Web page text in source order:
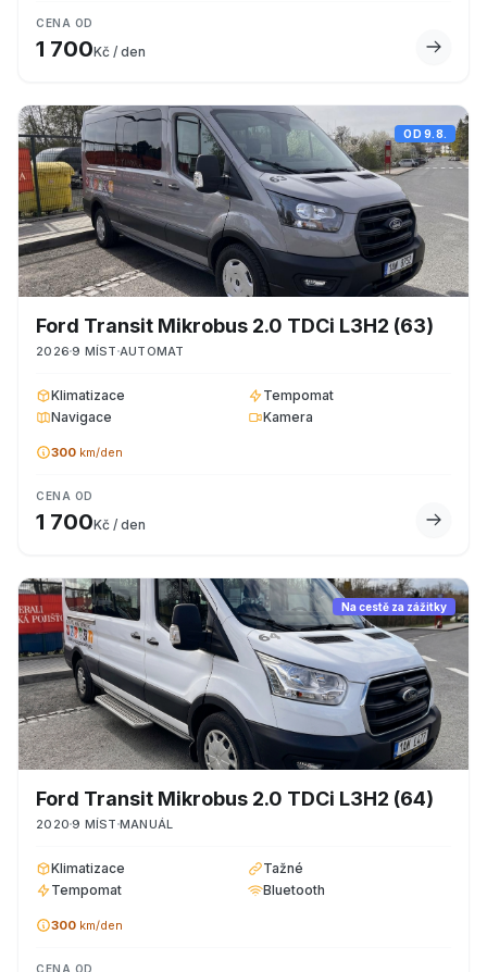
CENA OD
1 700Kč / den
OD 9.8.
Ford Transit Mikrobus 2.0 TDCi L3H2 (63)
20269 MÍST AUTOMAT
Klimatizace
Tempomat
Navigace
Kamera
300 km/den
CENA OD
1 700Kč / den
Na cestě za zážitky
Ford Transit Mikrobus 2.0 TDCi L3H2 (64)
20209 MÍST MANUÁL
Klimatizace
Tažné
Tempomat
Bluetooth
300 km/den
CENA OD